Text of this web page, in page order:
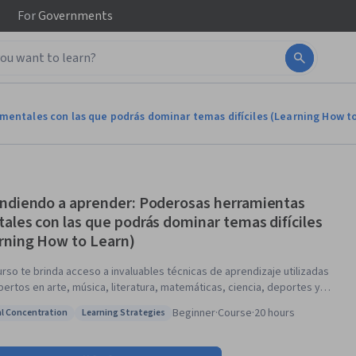
ForGovernments
con las que podrás dominar temas difíciles (Learning How
a aprender: Poderosas herramientas
con las que podrás dominar temas difíciles
How to Learn)
te brinda acceso a invaluables técnicas de aprendizaje utilizadas
en arte, música, literatura, matemáticas, ciencia, deportes y
muy distintos y cómo encapsula (“fragmenta”) la información.
de la procrastinación y las mejores prácticas, según lo
Concentration
Status: Learning Strategies
Learning Strategies Beginner·Course·20 hours